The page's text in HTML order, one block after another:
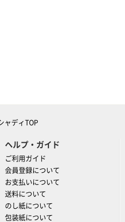
ャディTOP
ヘルプ・ガイド
ご利用ガイド
会員登録について
お支払いについて
送料について
のし紙について
包装紙について